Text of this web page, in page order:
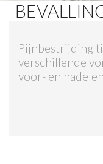
SHOPS
Pijnbestrijding
verschillende
voor- en